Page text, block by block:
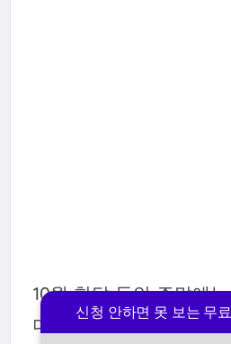
10월 한달 동안 주말에
대 헬기장에서 시간대별
신청 안하면 못 보는 무